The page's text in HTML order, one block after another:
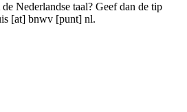
Nederlandse taal? Geef dan de tip
[at] bnwv [punt] nl.